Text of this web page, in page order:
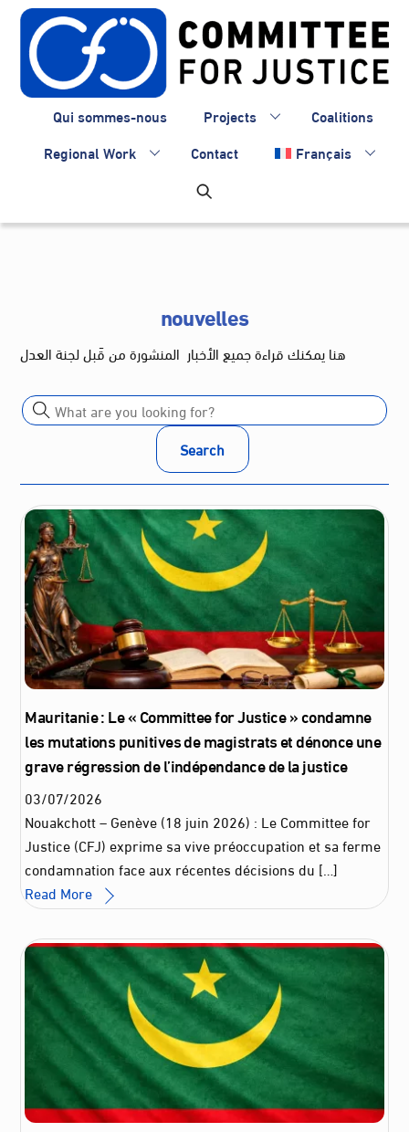
Skip
content
Qui sommes-nous Projects
Coalitions
Regional Work
Contact Français
nouvelles
هنا يمكنك قراءة جميع الأخبار المنشورة من قَبل لجنة العدل
Search
Mauritanie : Le « Committee for Justice » condamne
les mutations punitives de magistrats et dénonce une
grave régression de l’indépendance de la justice
03/07/2026
Nouakchott – Genève (18 juin 2026) : Le Committee for
Justice (CFJ) exprime sa vive préoccupation et sa ferme
condamnation face aux récentes décisions du […]
Read More